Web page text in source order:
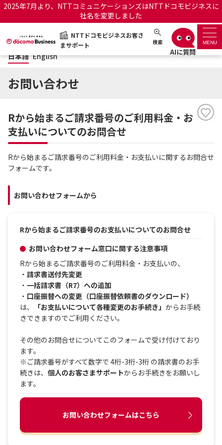
2025年7月より、NTTコミュニケーションズはNTTドコモビジネスに
社名を変更しました
NTTドコモビジネスお客さ
まサポート
検索 MENU
NTTドコモビジネスお客さまサポート 日本語 English
サポートトップ
サービス名から探す
履歴・お気に入り
お知らせ
日本語 English
お問い合わせ
Rから始まるご請求番号のご利用料金・お
支払いについてのお問合せ
Rから始まるご請求番号のご利用料金・お支払いに関するお問合せ
フォームです。
お問い合わせフォームから
Rから始まるご請求番号のお支払いについてのお問合せ
お問い合わせフォーム窓口に関する注意事項
Rから始まるご請求番号のご利用料金・お支払いの、
・ 請求書送付先変更
・ 一括請求書（R7）への追加
・ 口座振替への変更（口座振替依頼書のダウンロード）
は、
「お支払いについて各種変更のお手続き」 からお手続
きできますのでご利用ください。
その他のお問合せについてこのフォームで受け付けており
ます。
※ご請求番号がすべて数字で 4桁-3桁-3桁 の請求書のお手
続きは、 個人のお客さまサポートからお手続きをお願いし
ます。
お問い合わせフォームはこちら